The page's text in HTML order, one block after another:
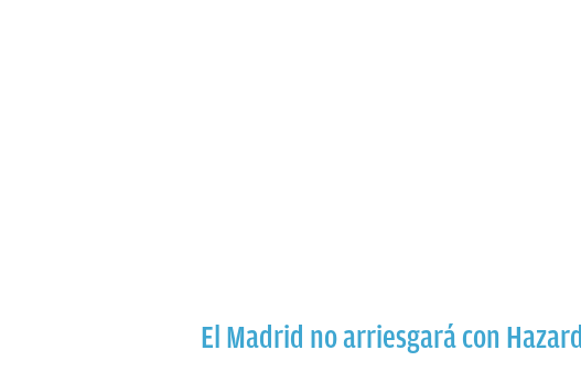
El Madrid no arriesgará con Hazard